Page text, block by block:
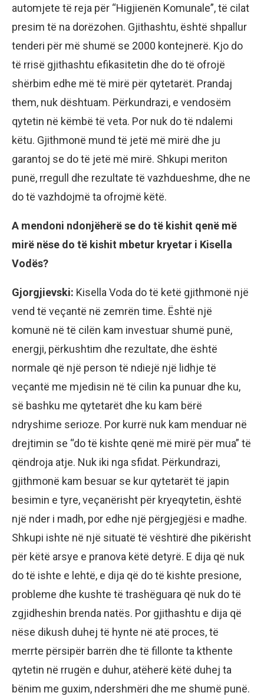
automjete të reja për “Higjienën Komunale”, të cilat
presim të na dorëzohen. Gjithashtu, është shpallur
tenderi për më shumë se 2000 kontejnerë. Kjo do
të rrisë gjithashtu efikasitetin dhe do të ofrojë
shërbim edhe më të mirë për qytetarët. Prandaj
them, nuk dështuam. Përkundrazi, e vendosëm
qytetin në këmbë të veta. Por nuk do të ndalemi
këtu. Gjithmonë mund të jetë më mirë dhe ju
garantoj se do të jetë më mirë. Shkupi meriton
punë, rregull dhe rezultate të vazhdueshme, dhe ne
do të vazhdojmë ta ofrojmë këtë.
A mendoni ndonjëherë se do të kishit qenë më
mirë nëse do të kishit mbetur kryetar i Kisella
Vodës?
Gjorgjievski: Kisella Voda do të ketë gjithmonë një
vend të veçantë në zemrën time. Është një
komunë në të cilën kam investuar shumë punë,
energji, përkushtim dhe rezultate, dhe është
normale që një person të ndiejë një lidhje të
veçantë me mjedisin në të cilin ka punuar dhe ku,
së bashku me qytetarët dhe ku kam bërë
ndryshime serioze. Por kurrë nuk kam menduar në
drejtimin se “do të kishte qenë më mirë për mua” të
qëndroja atje. Nuk iki nga sfidat. Përkundrazi,
gjithmonë kam besuar se kur qytetarët të japin
besimin e tyre, veçanërisht për kryeqytetin, është
një nder i madh, por edhe një përgjegjësi e madhe.
Shkupi ishte në një situatë të vështirë dhe pikërisht
për këtë arsye e pranova këtë detyrë. E dija që nuk
do të ishte e lehtë, e dija që do të kishte presione,
probleme dhe kushte të trashëguara që nuk do të
zgjidheshin brenda natës. Por gjithashtu e dija që
nëse dikush duhej të hynte në atë proces, të
merrte përsipër barrën dhe të fillonte ta kthente
qytetin në rrugën e duhur, atëherë këtë duhej ta
bënim me guxim, ndershmëri dhe me shumë punë.